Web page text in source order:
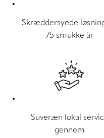
Skræddersyede
75 smukke år
Suveræn lokal
gennem